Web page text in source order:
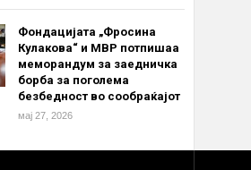
Фондацијата „Фросина
Кулакова“ и МВР потпишаа
меморандум за заедничка
борба за поголема
безбедност во сообраќајот
мај 27, 2026